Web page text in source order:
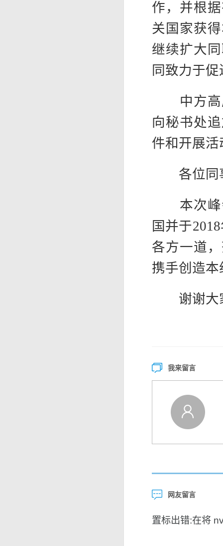
作，并根
关国家获
继续扩大
同致力于
中方高度
向秘书处
件和开展活
各位同
本次峰会
国并于
各方一道
携手创造
谢谢大
我来留言
网友留言
置标出错:在将